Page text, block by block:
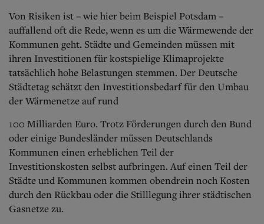
Von Risiken ist – wie hier beim Beispiel Potsdam –
auffallend oft die Rede, wenn es um die Wärmewende der
Kommunen geht. Städte und Gemeinden müssen mit
ihren Investitionen für kostspielige Klimaprojekte
tatsächlich hohe Belastungen stemmen. Der Deutsche
Städtetag schätzt den Investitionsbedarf für den Umbau
der Wärmenetze auf rund
100 Milliarden Euro. Trotz Förderungen durch den Bund
oder einige Bundesländer müssen Deutschlands
Kommunen einen erheblichen Teil der
Investitionskosten selbst aufbringen. Auf einen Teil der
Städte und Kommunen kommen obendrein noch Kosten
durch den Rückbau oder die Stilllegung ihrer städtischen
Gasnetze zu.